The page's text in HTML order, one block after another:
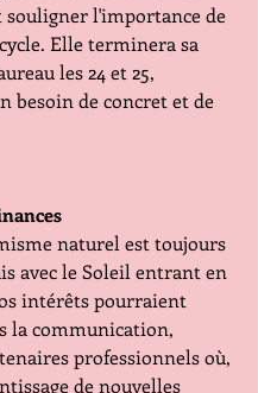
souligner l'importance de
Elle terminera sa
les 24 et 25,
besoin de concret et de
naturel est toujours
avec le Soleil entrant en
intérêts pourraient
la communication,
professionnels où,
de nouvelles